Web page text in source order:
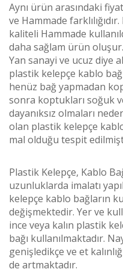
Aynı ürün arasındaki
ve Hammade
kaliteli Hammade
daha sağlam ürün oluşur.
Yan sanayi ve ucuz diye
plastik kelepçe kablo
henüz bağ yapmadan
sonra koptukları soğuk
dayanıksız olmaları
olan plastik kelepçe
mal olduğu tespit
Plastik Kelepçe, Kablo
uzunluklarda imalatı
kelepçe kablo bağların
değişmektedir. Yer ve
ince veya kalın plastik
bağı kullanılmaktadır.
genişledikçe ve et
de artmaktadır.